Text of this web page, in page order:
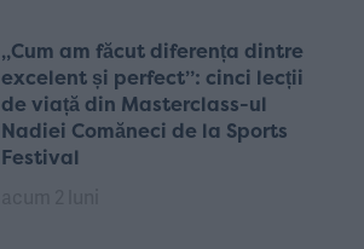
„Cum am făcut diferența dintre
excelent și perfect”: cinci lecții
de viață din Masterclass-ul
Nadiei Comăneci de la Sports
Festival